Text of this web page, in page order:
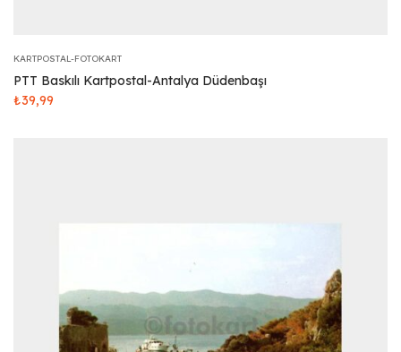
KARTPOSTAL-FOTOKART
PTT Baskılı Kartpostal-Antalya Düdenbaşı
₺39,99